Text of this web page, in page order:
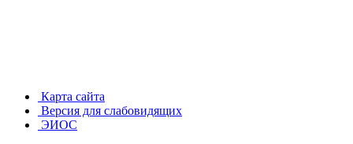
Карта сайта
Версия для слабовидящих
ЭИОС